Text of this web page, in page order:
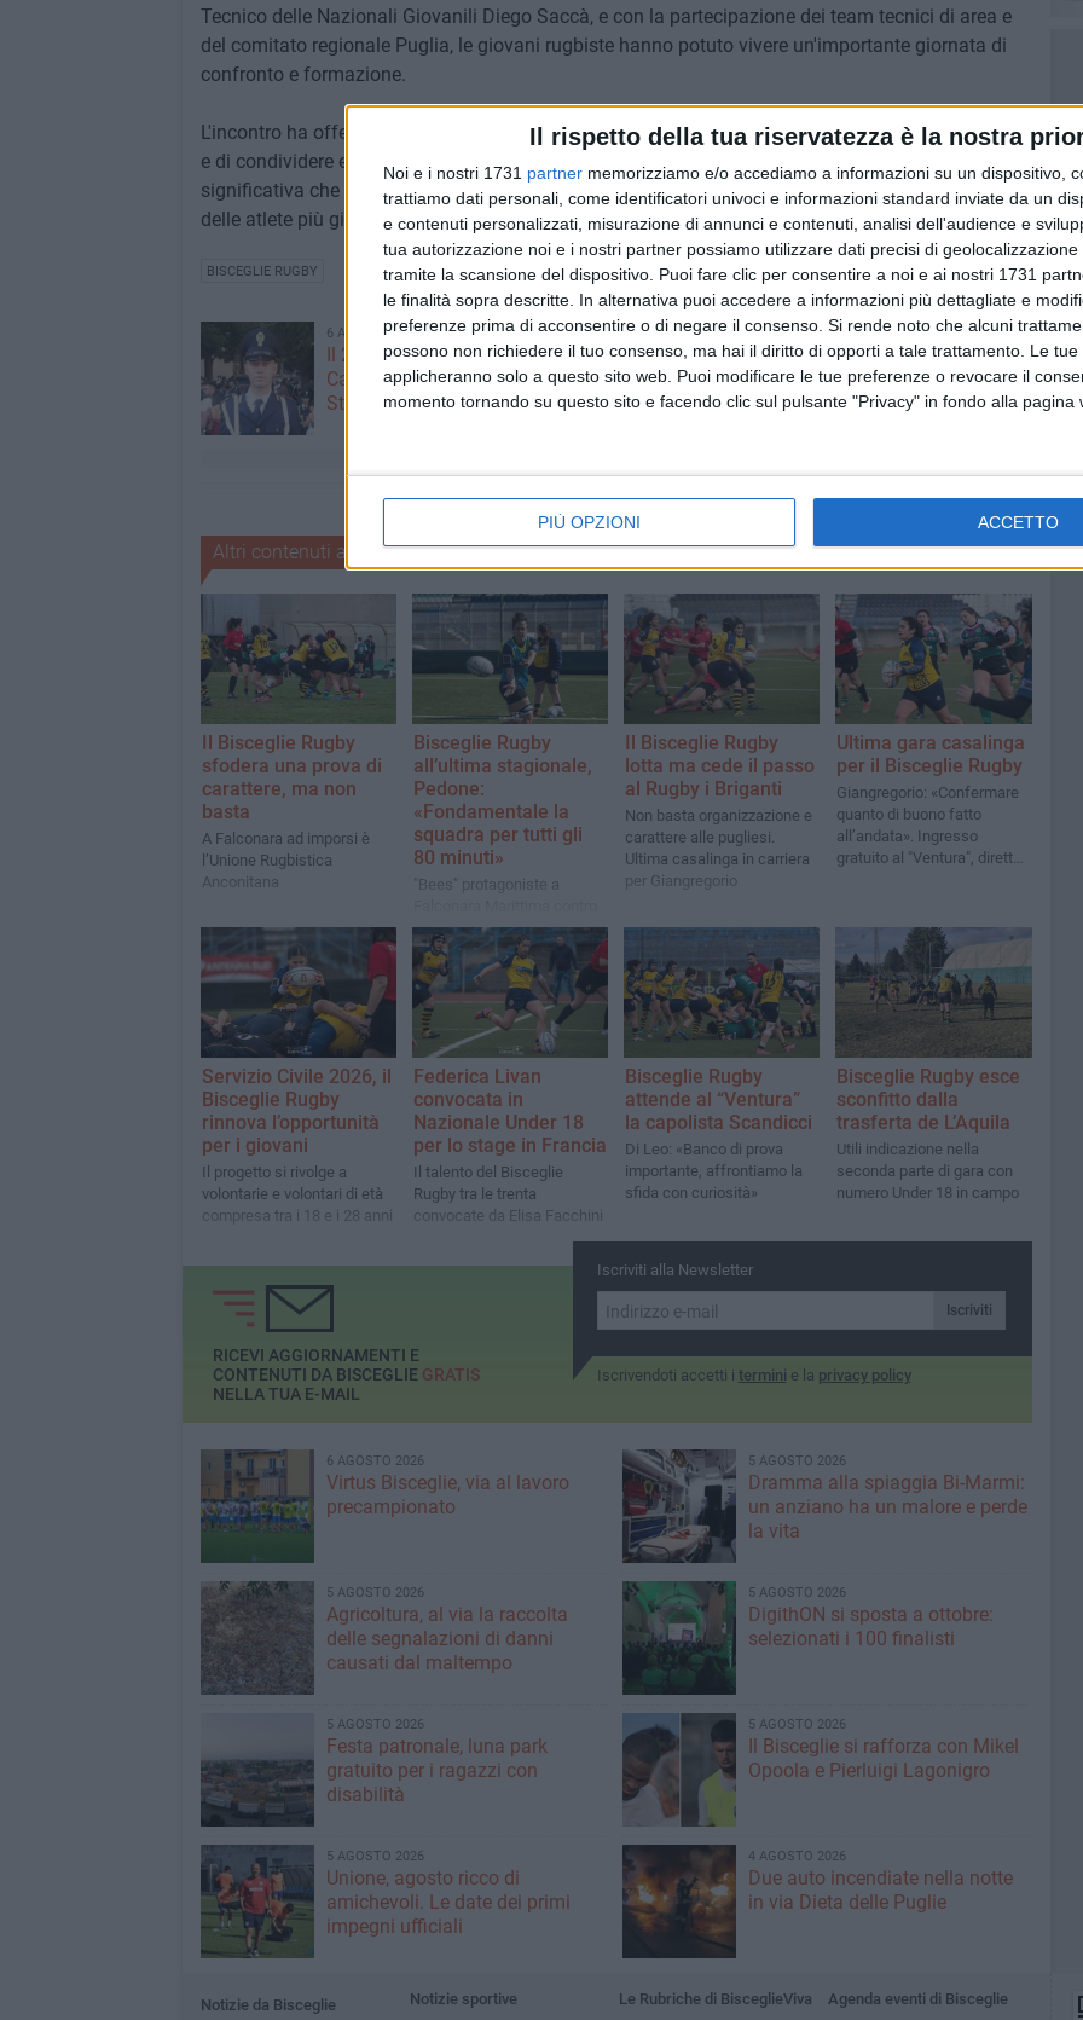
Il rispetto della tua riservatezza è la nostra
Noi e i nostri 1731 partner memorizziamo e/o accediamo a informazioni su un dispositivo,
trattiamo dati personali, come identificatori univoci e informazioni standard inviate da un
e contenuti personalizzati, misurazione di annunci e contenuti, analisi dell'audience e
tua autorizzazione noi e i nostri partner possiamo utilizzare dati precisi di
tramite la scansione del dispositivo. Puoi fare clic per consentire a noi e ai nostri 1731
le finalità sopra descritte. In alternativa puoi accedere a informazioni più dettagliate e
preferenze prima di acconsentire o di negare il consenso. Si rende noto che alcuni
possono non richiedere il tuo consenso, ma hai il diritto di opporti a tale trattamento. Le
applicheranno solo a questo sito web. Puoi modificare le tue preferenze o revocare il
momento tornando su questo sito e facendo clic sul pulsante "Privacy" in fondo alla pagina
PIÙ OPZIONI ACCETTO
Tecnico delle Nazionali Giovanili Diego Saccà, e con la partecipazione dei team tecnici di area e
del comitato regionale Puglia, le giovani rugbiste hanno potuto vivere un'importante giornata di
confronto e formazione.
L'incontro ha offerto alle atlete l'occasione di misurarsi con un alto livello di preparazione tecnica
e di condividere esperienze utili per la loro crescita sportiva e personale. Un'esperienza
significativa che conferma l'impegno della Federazione nel valorizzare il talento e la dedizione
delle atlete più giovani, ponendo le basi per il loro futuro nel panorama nazionale.
BISCEGLIE RUGBY
6 AGOSTO 2026
Il 20enne biscegliese Domenico
Caprioli entra nella Polizia di
Stato
6 AGOSTO 2026
L'Unione allunga il roster con i
2009 Andrea Torchetti,
Alessandro La Notte e Marco
Altri contenuti a tema
Il Bisceglie Rugby
sfodera una prova di
carattere, ma non
basta
A Falconara ad imporsi è
l’Unione Rugbistica
Anconitana
Bisceglie Rugby
all’ultima stagionale,
Pedone:
«Fondamentale la
squadra per tutti gli
80 minuti»
"Bees" protagoniste a
l’Unione Rugbistica
Anconitana
Il Bisceglie Rugby
lotta ma cede il passo
al Rugby i Briganti
Non basta organizzazione e
carattere alle pugliesi.
Ultima casalinga in carriera
per Giangregorio
Ultima gara casalinga
per il Bisceglie Rugby
Giangregorio: «Confermare
quanto di buono fatto
all’andata». Ingresso
gratuito al "Ventura", diretta
Servizio Civile 2026, il
Bisceglie Rugby
rinnova l’opportunità
per i giovani
Il progetto si rivolge a
volontarie e volontari di età
compresa tra i 18 e i 28 anni
Federica Livan
convocata in
Nazionale Under 18
per lo stage in Francia
Il talento del Bisceglie
Rugby tra le trenta
convocate da Elisa Facchini
Bisceglie Rugby
attende al “Ventura”
la capolista Scandicci
Di Leo: «Banco di prova
importante, affrontiamo la
sfida con curiosità»
Bisceglie Rugby esce
sconfitto dalla
trasferta de L’Aquila
Utili indicazione nella
seconda parte di gara con
numero Under 18 in campo
Iscriviti alla Newsletter
Iscriviti
Iscrivendoti accetti i termini e la privacy policy
RICEVI AGGIORNAMENTI E
CONTENUTI DA BISCEGLIE GRATIS
NELLA TUA E-MAIL
6 AGOSTO 2026
Virtus Bisceglie, via al lavoro
precampionato
5 AGOSTO 2026
Dramma alla spiaggia Bi-Marmi:
un anziano ha un malore e perde
la vita
5 AGOSTO 2026
Agricoltura, al via la raccolta
delle segnalazioni di danni
causati dal maltempo
5 AGOSTO 2026
DigithON si sposta a ottobre:
selezionati i 100 finalisti
5 AGOSTO 2026
Festa patronale, luna park
gratuito per i ragazzi con
disabilità
5 AGOSTO 2026
Il Bisceglie si rafforza con Mikel
Opoola e Pierluigi Lagonigro
5 AGOSTO 2026
Unione, agosto ricco di
amichevoli. Le date dei primi
impegni ufficiali
4 AGOSTO 2026
Due auto incendiate nella notte
in via Dieta delle Puglie
Notizie da Bisceglie
Notizie sportive
Le Rubriche di BisceglieViva
Agenda eventi di Bisceglie